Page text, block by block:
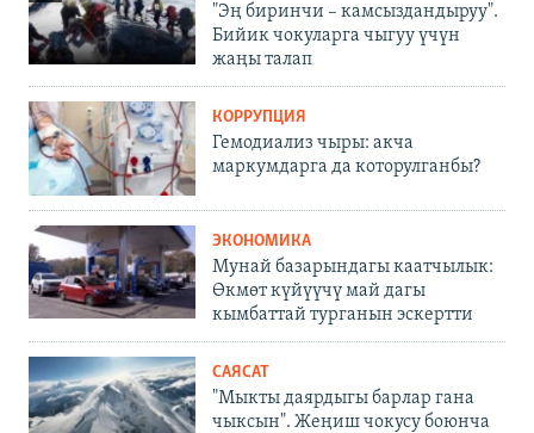
"Эң биринчи – камсыздандыруу".
Бийик чокуларга чыгуу үчүн
жаңы талап
КОРРУПЦИЯ
Гемодиализ чыры: акча
маркумдарга да которулганбы?
ЭКОНОМИКА
Мунай базарындагы каатчылык:
Өкмөт күйүүчү май дагы
кымбаттай турганын эскертти
САЯСАТ
"Мыкты даярдыгы барлар гана
чыксын". Жеңиш чокусу боюнча